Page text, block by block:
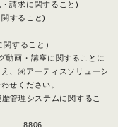
請求に関すること)
すること)
すること）
動画・講座に関することに
、㈱アーティスソリューシ
せください。
管理システムに関するこ
8806